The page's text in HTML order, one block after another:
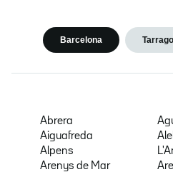
Barcelona
Abrera
Aiguafreda
Alpens
Arenys de Mar